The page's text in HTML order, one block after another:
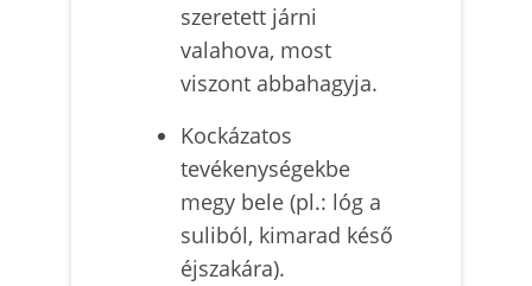
szeretett járni
valahova, most
viszont abbahagyja.
Kockázatos
tevékenységekbe
megy bele (pl.: lóg a
suliból, kimarad késő
éjszakára).